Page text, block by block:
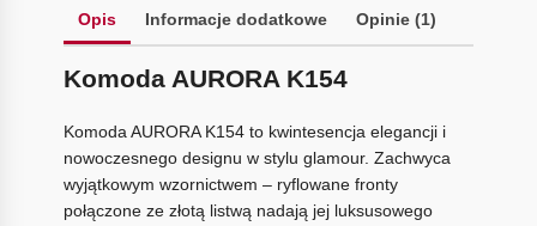
Opis Informacje dodatkowe Opinie (1)
Komoda AURORA K154
Komoda AURORA K154 to kwintesencja elegancji i
nowoczesnego designu w stylu glamour. Zachwyca
wyjątkowym wzornictwem – ryflowane fronty
połączone ze złotą listwą nadają jej luksusowego